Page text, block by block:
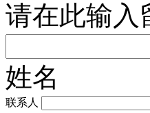
请在此输入
姓名
联系人